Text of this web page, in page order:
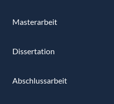
Masterarbeit
Dissertation
Abschlussarbeit